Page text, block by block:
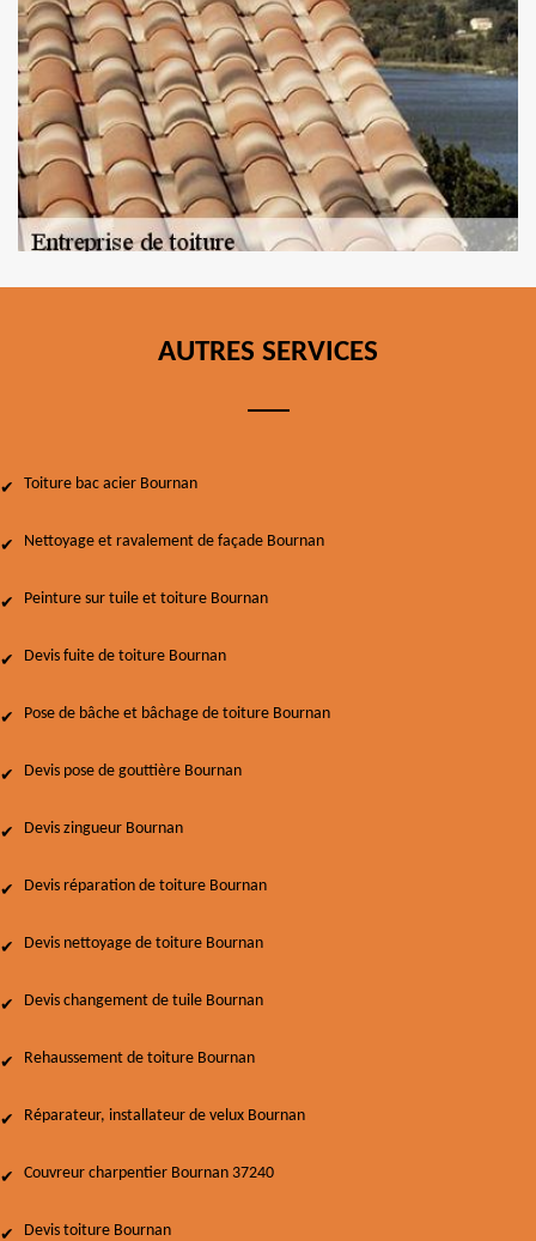
AUTRES SERVICES
Toiture bac acier Bournan
Nettoyage et ravalement de façade Bournan
Peinture sur tuile et toiture Bournan
Devis fuite de toiture Bournan
Pose de bâche et bâchage de toiture Bournan
Devis pose de gouttière Bournan
Devis zingueur Bournan
Devis réparation de toiture Bournan
Devis nettoyage de toiture Bournan
Devis changement de tuile Bournan
Rehaussement de toiture Bournan
Réparateur, installateur de velux Bournan
Couvreur charpentier Bournan 37240
Devis toiture Bournan